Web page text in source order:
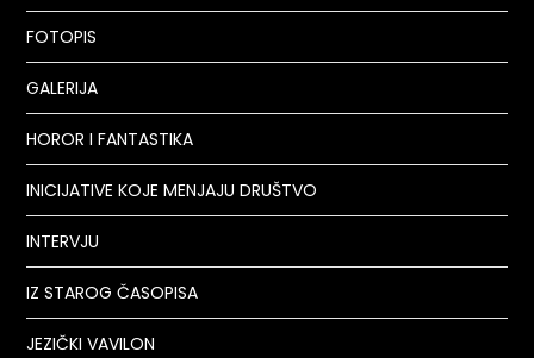
FOTOPIS
GALERIJA
HOROR I FANTASTIKA
INICIJATIVE KOJE MENJAJU DRUŠTVO
INTERVJU
IZ STAROG ČASOPISA
JEZIČKI VAVILON